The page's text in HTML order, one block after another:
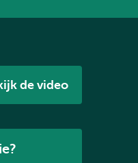
de video
Dubbelstudie